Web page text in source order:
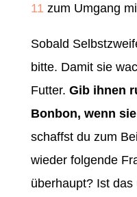
11 zum Umgang
Sobald
bitte. Damit sie
Futter. Gib ihnen
Bonbon, wenn
schaffst du zum
wieder folgende
überhaupt? Ist